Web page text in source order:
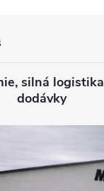
silná
dodávky